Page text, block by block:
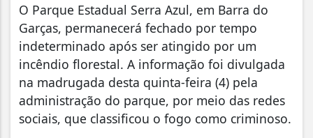
O Parque Estadual Serra Azul, em Barra do
Garças, permanecerá fechado por tempo
indeterminado após ser atingido por um
incêndio florestal. A informação foi divulgada
na madrugada desta quinta-feira (4) pela
administração do parque, por meio das redes
sociais, que classificou o fogo como criminoso.